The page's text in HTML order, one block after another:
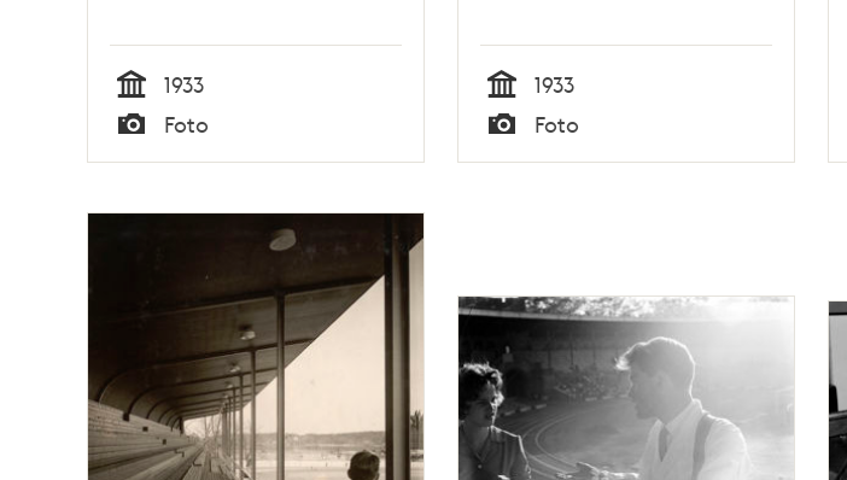
Tid
1933
Typ
Foto Tid
1933
Typ
Foto